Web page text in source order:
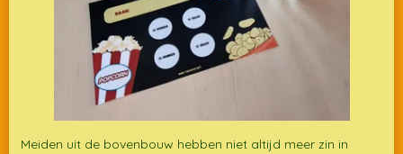
Meiden uit de bovenbouw hebben niet altijd meer zin in